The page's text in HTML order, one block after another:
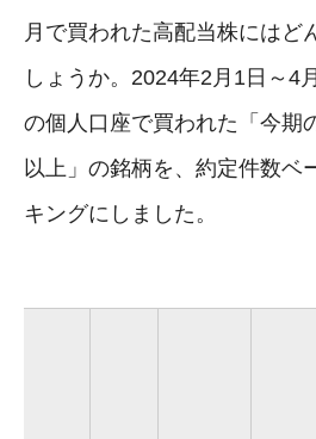
月で買われた高配当株にはど
しょうか。2024年2月1日～4
の個人口座で買われた「今期
以上」の銘柄を、約定件数ベ
キングにしました。